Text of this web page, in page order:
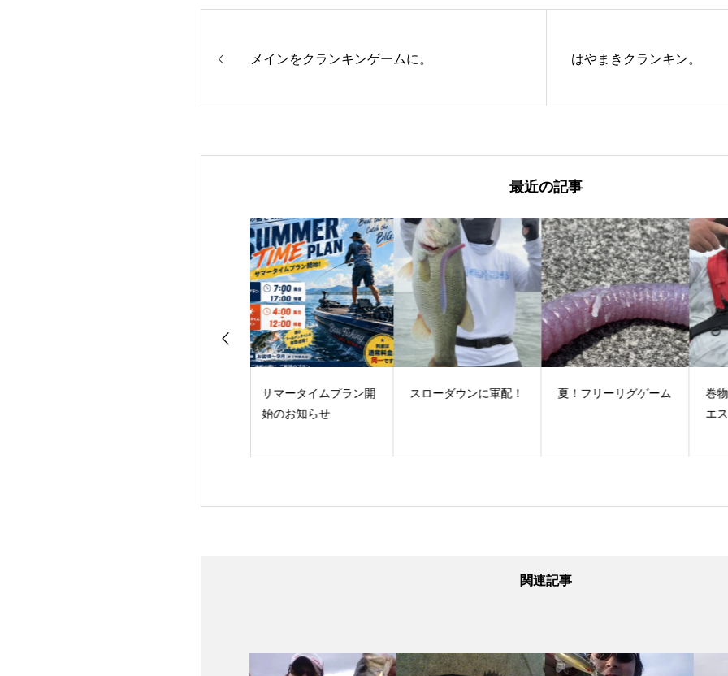
メインをクランキンゲームに。 はやまきクランキン。
最近の記事
スローダウンに軍配！ 夏！フリーリグゲーム
巻物パワーゲームリク
い
関連記事